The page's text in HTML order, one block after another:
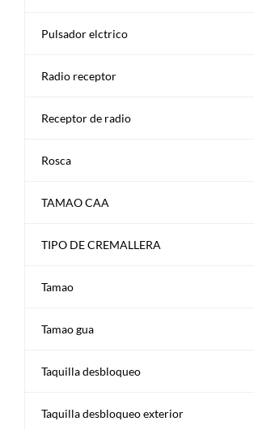
Pulsador elctrico
Radio receptor
Receptor de radio
Rosca
TAMAO CAA
TIPO DE CREMALLERA
Tamao
Tamao gua
Taquilla desbloqueo
Taquilla desbloqueo exterior